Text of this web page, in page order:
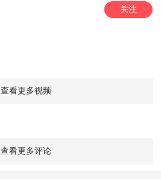
关注
查看更多视频
查看更多评论